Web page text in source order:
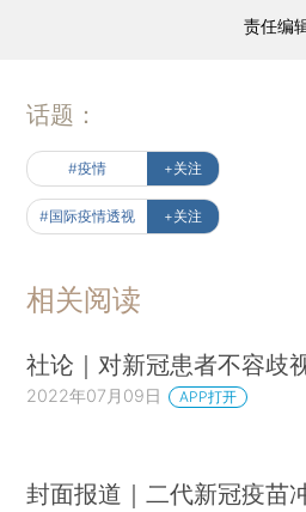
责任编
话题：
#疫情 +关注
#国际疫情透视 +关注
相关阅读
社论｜对新冠患者不容歧
2022年07月09日 APP打开
封面报道｜二代新冠疫苗